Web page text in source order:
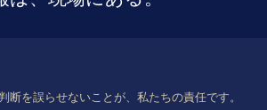
を誤らせないことが、私たちの責任です。